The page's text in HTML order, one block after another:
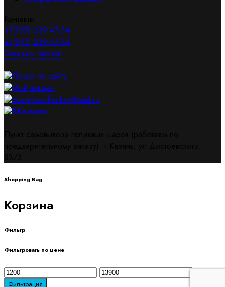
+7(927) 039-47-34
+7(843) 239-47-34
Заказать звонок
Поиск по сайту
Мой аккаунт
dostavka-sharikov@mail.ru
ВКонтакте
Shopping Bag
Корзина
Фильтр
Фильтровать по цене
Минимальная
цена
Максимальная
Фильтрация